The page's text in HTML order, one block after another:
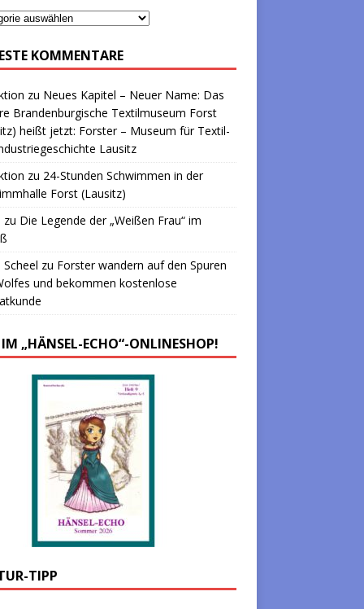
KOMMENTARE
zu Neues Kapitel – Neuer Name: Das
Brandenburgische Textilmuseum Forst
heißt jetzt: Forster – Museum für Textil-
Lausitz
zu 24-Stunden Schwimmen in der
Forst (Lausitz)
zu Die Legende der „Weißen Frau“ im
Scheel zu Forster wandern auf den Spuren
und bekommen kostenlose
„HÄNSEL-ECHO“-ONLINESHOP!
TIPP